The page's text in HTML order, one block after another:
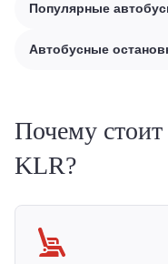
Популярные
Автобусные
Почему стоит
KLR?